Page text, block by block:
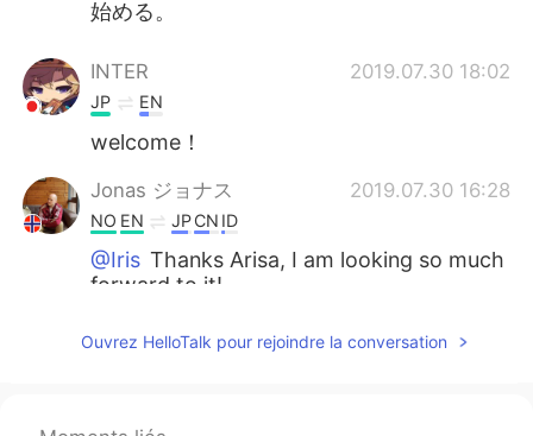
始める。
INTER 2019.07.30 18:02
JP EN
welcome！
Jonas ジョナス 2019.07.30 16:28
NO EN JPCN ID
@Iris Thanks Arisa, I am looking so much
forward to it!
Jonas ジョナス 2019.07.30 16:27
とばを見るだけで頭が痛くなる。書き方絶
Ouvrez HelloTalk pour rejoindre la conversation